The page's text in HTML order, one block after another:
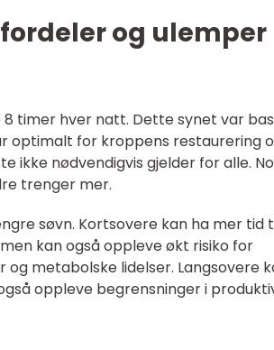
og ulemper
timer hver natt. Dette synet var
optimalt for kroppens restaurering
ikke nødvendigvis gjelder for alle.
trenger mer.
søvn. Kortsovere kan ha mer tid
kan også oppleve økt risiko for
metabolske lidelser. Langsovere
oppleve begrensninger i